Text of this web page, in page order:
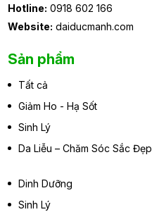
Hotline: 0918 602 166
Website: daiducmanh.com
Sản phẩm
Tất cả
Giảm Ho - Hạ Sốt
Sinh Lý
Da Liễu – Chăm Sóc Sắc Đẹp
Dinh Dưỡng
Sinh Lý